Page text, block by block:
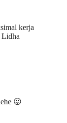
kerja
Lidha
😛